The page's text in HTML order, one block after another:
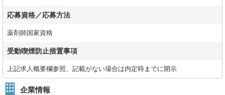
応募資格／応募方法
薬剤師国家資格
受動喫煙防止措置事項
上記求人概要欄参照、記載がない場合は内定時までに開示
企業情報